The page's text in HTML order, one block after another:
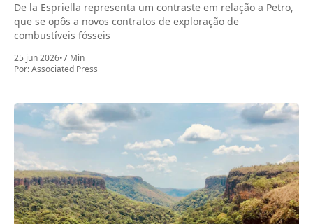
De la Espriella representa um contraste em relação a Petro,
que se opôs a novos contratos de exploração de
combustíveis fósseis
25 jun 2026•7 Min
Por:Associated Press